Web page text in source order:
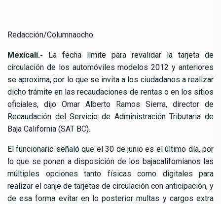
Redacción/Columnaocho
Mexicali.- La fecha límite para revalidar la tarjeta de
circulación de los automóviles modelos 2012 y anteriores
se aproxima, por lo que se invita a los ciudadanos a realizar
dicho trámite en las recaudaciones de rentas o en los sitios
oficiales, dijo Omar Alberto Ramos Sierra, director de
Recaudación del Servicio de Administración Tributaria de
Baja California (SAT BC).
El funcionario señaló que el 30 de junio es el último día, por
lo que se ponen a disposición de los bajacalifornianos las
múltiples opciones tanto físicas como digitales para
realizar el canje de tarjetas de circulación con anticipación, y
de esa forma evitar en lo posterior multas y cargos extra